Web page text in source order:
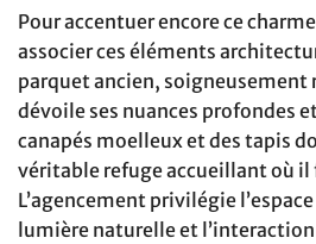
Pour accentuer encore ce
associer ces éléments
parquet ancien, soigneusement
dévoile ses nuances profondes
canapés moelleux et des tapis
véritable refuge accueillant où il
L’agencement privilégie
lumière naturelle et